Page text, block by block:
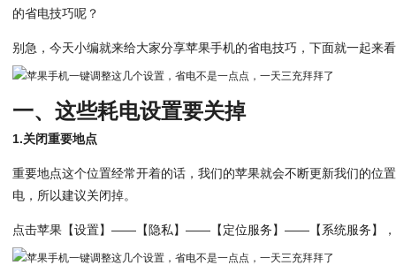
的省电技巧呢？
别急，今天小编就来给大家分享苹果手机的省电技巧，下面就一起来
一、这些耗电设置要关掉
1.关闭重要地点
重要地点这个位置经常开着的话，我们的苹果就会不断更新我们的位
电，所以建议关闭掉。
点击苹果【设置】——【隐私】——【定位服务】——【系统服务】，